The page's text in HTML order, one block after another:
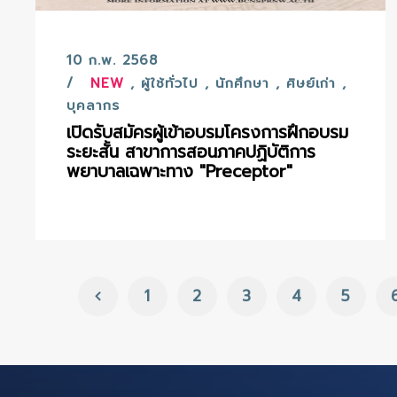
10 ก.พ. 2568
NEW , ผู้ใช้ทั่วไป , นักศึกษา , ศิษย์เก่า ,
บุคลากร
เปิดรับสมัครผู้เข้าอบรมโครงการฝึกอบรม
ระยะสั้น สาขาการสอนภาคปฏิบัติการ
พยาบาลเฉพาะทาง "Preceptor"
1 2 3 4 5